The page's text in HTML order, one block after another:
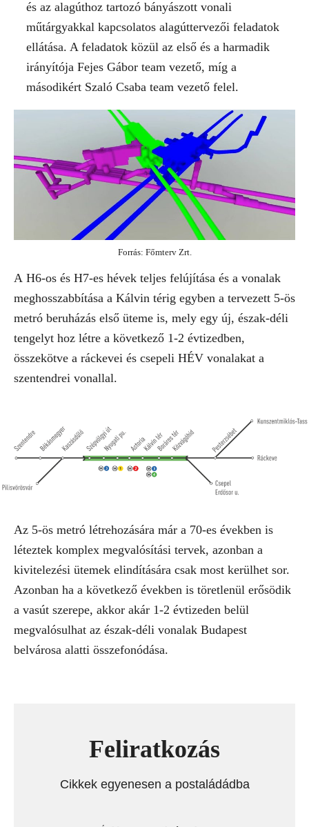
és az alagúthoz tartozó bányászott vonali
műtárgyakkal kapcsolatos alagúttervezői feladatok
ellátása. A feladatok közül az első és a harmadik
irányítója Fejes Gábor team vezető, míg a
másodikért Szaló Csaba team vezető felel.
Forrás: Főmterv Zrt.
A H6-os és H7-es hévek teljes felújítása és a vonalak
meghosszabbítása a Kálvin térig egyben a tervezett 5-ös
metró beruházás első üteme is, mely egy új, észak-déli
tengelyt hoz létre a következő 1-2 évtizedben,
összekötve a ráckevei és csepeli HÉV vonalakat a
szentendrei vonallal.
Az 5-ös metró létrehozására már a 70-es években is
léteztek komplex megvalósítási tervek, azonban a
kivitelezési ütemek elindítására csak most kerülhet sor.
Azonban ha a következő években is töretlenül erősödik
a vasút szerepe, akkor akár 1-2 évtizeden belül
megvalósulhat az észak-déli vonalak Budapest
belvárosa alatti összefonódása.
Feliratkozás
Cikkek egyenesen a postaládádba